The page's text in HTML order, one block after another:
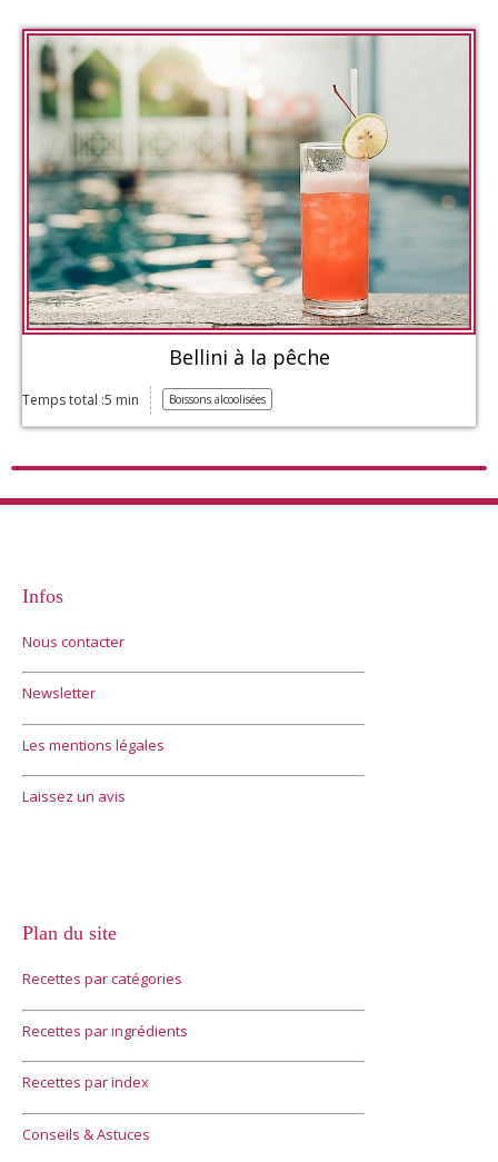
Bellini à la pêche
Temps total :5 min Boissons alcoolisées
Infos
Nous contacter
Newsletter
Les mentions légales
Laissez un avis
Plan du site
Recettes par catégories
Recettes par ingrédients
Recettes par index
Conseils & Astuces